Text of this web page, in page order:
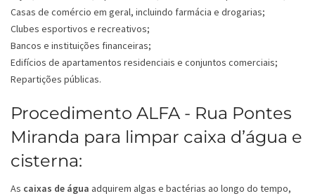
Casas de comércio em geral, incluindo farmácia e drogarias;
Clubes esportivos e recreativos;
Bancos e instituições financeiras;
Edifícios de apartamentos residenciais e conjuntos comerciais;
Repartições públicas.
Procedimento ALFA - Rua Pontes
Miranda para limpar caixa d’água e
cisterna:
As caixas de água adquirem algas e bactérias ao longo do tempo,